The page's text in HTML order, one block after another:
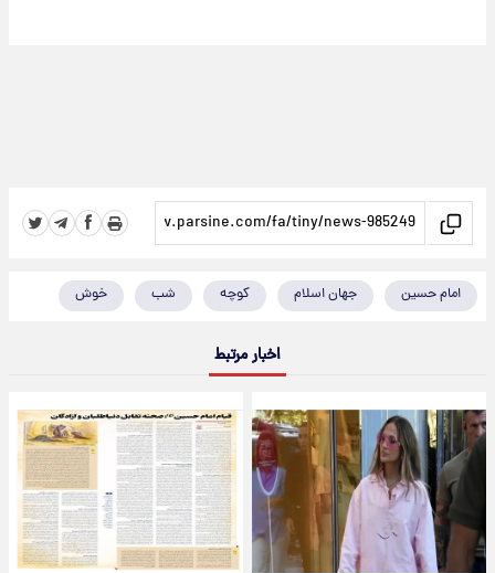
امام حسین جهان اسلام کوچه شب خوش
اخبار مرتبط